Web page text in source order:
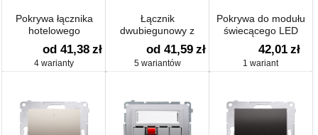
Pokrywa łącznika
hotelowego
od 41,38 zł
4 warianty
Łącznik
dwubiegunowy z
podświetleniem LED
nie wymienialny kolor:
niebieski (moduł)
od 41,59 zł
5 wariantów
Pokrywa do modułu
świecącego LED
42,01 zł
1 wariant